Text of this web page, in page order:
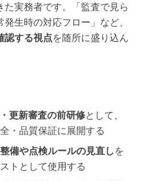
実務者です。「監査で見ら
生時の対応フロー」など、
認する視点を随所に盛り込ん
更新審査の前研修として、
・品質保証に展開する
備や点検ルールの見直し を
トとして使用する